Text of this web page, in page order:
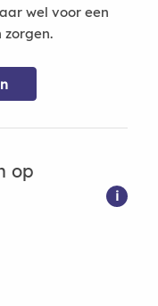
wel voor een
op
i